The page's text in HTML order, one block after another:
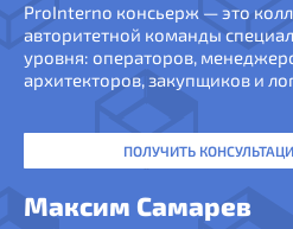
ProInterno консьерж — это
авторитетной команды
уровня: операторов,
архитекторов, закупщиков и
ПОЛУЧИТЬ
Максим Самарев